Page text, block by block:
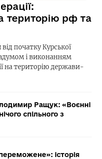
територію рф та
початку Курської
і виконанням
на територію держави-
Ращук: «Воєнні
спільного з
історія